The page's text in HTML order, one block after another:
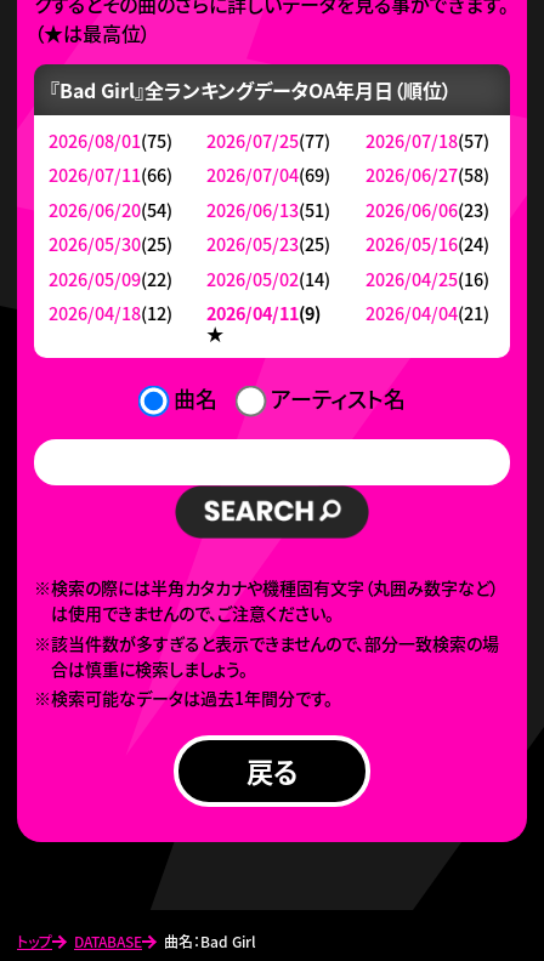
トップ DATABASE 曲名：Bad Girl
（★は最高位）
『Bad Girl』全ランキングデータOA年月日（順位）
2026/08/01(75) 2026/07/25(77) 2026/07/18(57)
2026/07/11(66) 2026/07/04(69) 2026/06/27(58)
2026/06/20(54) 2026/06/13(51) 2026/06/06(23)
2026/05/30(25) 2026/05/23(25) 2026/05/16(24)
2026/05/09(22) 2026/05/02(14) 2026/04/25(16)
2026/04/18(12) 2026/04/11(9)
★
2026/04/04(21)
曲名 アーティスト名
※検索の際には半角カタカナや機種固有文字（丸囲み数字など）
は使用できませんので、ご注意ください。
※該当件数が多すぎると表示できませんので、部分一致検索の場
合は慎重に検索しましょう。
※検索可能なデータは過去1年間分です。
戻る